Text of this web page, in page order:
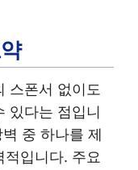
스폰서 없이도
있다는 점입니
중 하나를 제
적입니다. 주요